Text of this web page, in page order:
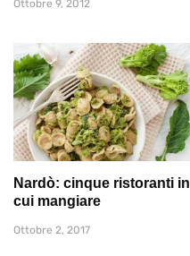
Ottobre 9, 2012
Nardò: cinque ristoranti in
cui mangiare
Ottobre 2, 2017